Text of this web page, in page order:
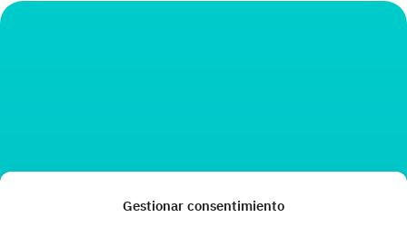
Gestionar consentimiento